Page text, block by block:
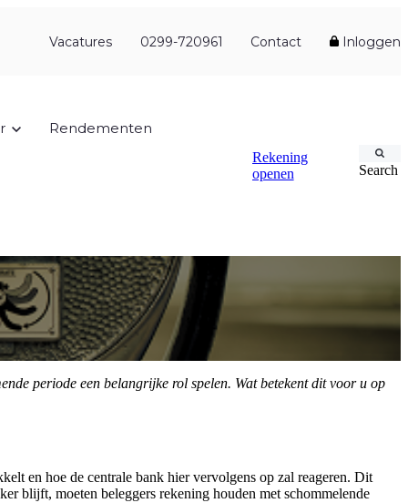
Vacatures 0299-720961 Contact Inloggen
Rendementen
Rekening
openen
Search
periode een belangrijke rol spelen. Wat betekent dit voor u op
en hoe de centrale bank hier vervolgens op zal reageren. Dit
blijft, moeten beleggers rekening houden met schommelende